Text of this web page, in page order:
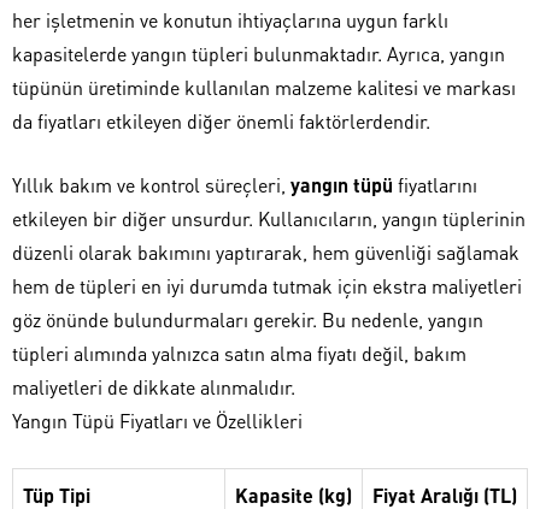
her işletmenin ve konutun ihtiyaçlarına uygun farklı
kapasitelerde yangın tüpleri bulunmaktadır. Ayrıca, yangın
tüpünün üretiminde kullanılan malzeme kalitesi ve markası
da fiyatları etkileyen diğer önemli faktörlerdendir.
Yıllık bakım ve kontrol süreçleri, yangın tüpü fiyatlarını
etkileyen bir diğer unsurdur. Kullanıcıların, yangın tüplerinin
düzenli olarak bakımını yaptırarak, hem güvenliği sağlamak
hem de tüpleri en iyi durumda tutmak için ekstra maliyetleri
göz önünde bulundurmaları gerekir. Bu nedenle, yangın
tüpleri alımında yalnızca satın alma fiyatı değil, bakım
maliyetleri de dikkate alınmalıdır.
Yangın Tüpü Fiyatları ve Özellikleri
Tüp Tipi Kapasite (kg) Fiyat Aralığı (TL)